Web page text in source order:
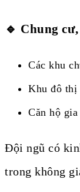
🔹 Chung
Các khu
Khu đô thị
Căn hộ
Đội ngũ có
trong không